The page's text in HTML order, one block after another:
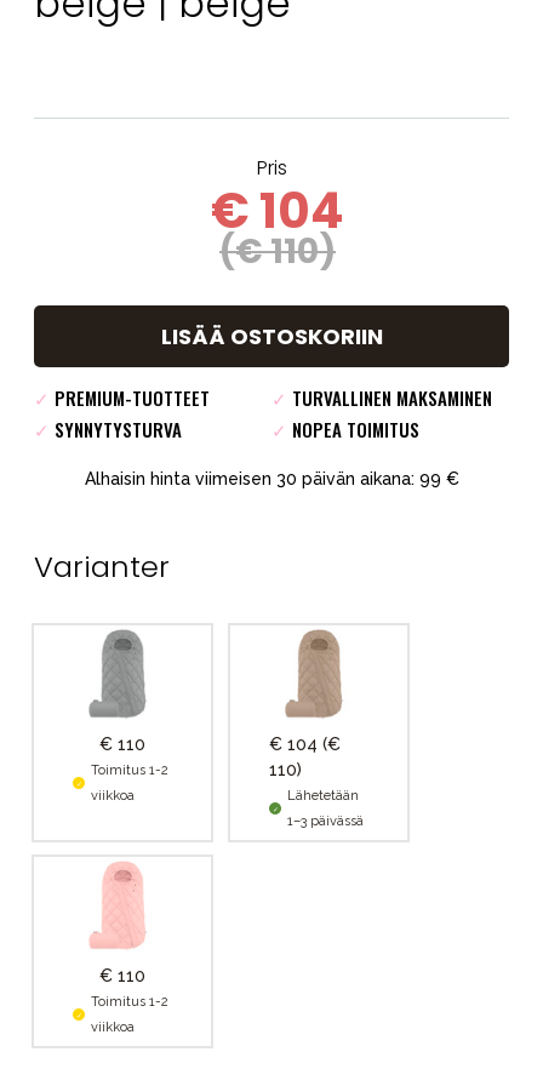
Pris
€ 104
(€ 110)
LISÄÄ OSTOSKORIIN
✓ PREMIUM-TUOTTEET ✓ TURVALLINEN MAKSAMINEN
✓ SYNNYTYSTURVA ✓ NOPEA TOIMITUS
Alhaisin hinta viimeisen 30 päivän aikana: 99 €
Varianter
€ 110
Toimitus 1-2
viikkoa
€ 104 (€
110)
Lähetetään
1–3 päivässä
€ 110
Toimitus 1-2
viikkoa